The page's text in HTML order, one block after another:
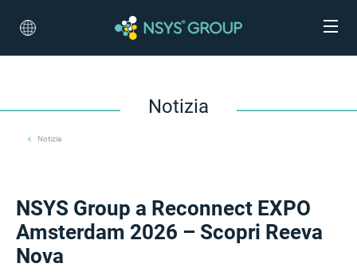
Notizia
Notizia
NSYS Group a Reconnect EXPO
Amsterdam 2026 – Scopri Reeva
Nova